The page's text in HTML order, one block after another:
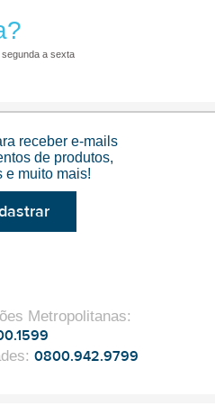
a sexta
receber e-mails
de produtos,
e muito mais!
Metropolitanas:
: 0800.942.9799